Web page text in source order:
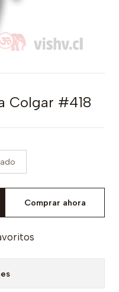
Colgar #418
Comprar ahora